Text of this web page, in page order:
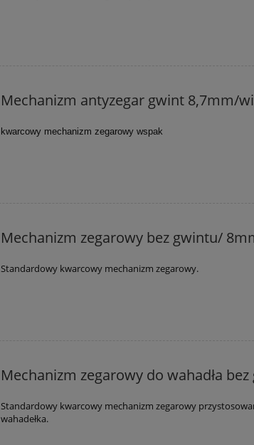
Mechanizm antyzegar gwint 8,7mm/
kwarcowy mechanizm zegarowy wspak
Mechanizm zegarowy bez gwintu/
Standardowy kwarcowy mechanizm zegarowy.
Mechanizm zegarowy do wahadła
Standardowy kwarcowy mechanizm zegarowy
wahadełka.